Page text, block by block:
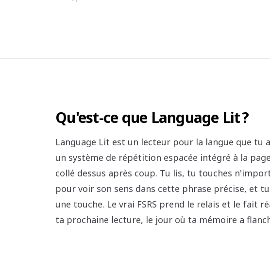
Qu'est-ce que Language Lit ?
Language Lit est un lecteur pour la langue que tu
un système de répétition espacée intégré à la
collé dessus après coup. Tu lis, tu touches
pour voir son sens dans cette phrase précise, et
une touche. Le vrai FSRS prend le relais et le fait
ta prochaine lecture, le jour où ta mémoire a